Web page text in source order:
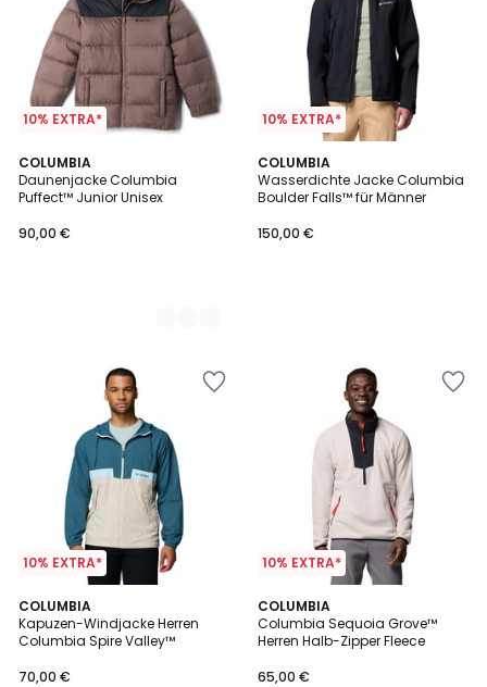
10% EXTRA*
COLUMBIA
Daunenjacke Columbia
Puffect™ Junior Unisex
90,00 €
3
Farben
10% EXTRA*
COLUMBIA
Wasserdichte Jacke Columbia
Boulder Falls™ für Männer
150,00 €
10% EXTRA*
COLUMBIA
Kapuzen-Windjacke Herren
Columbia Spire Valley™
70,00 €
10% EXTRA*
COLUMBIA
Columbia Sequoia Grove™
Herren Halb-Zipper Fleece
65,00 €